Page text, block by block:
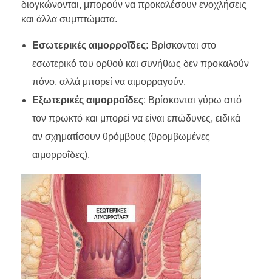
διογκώνονται, μπορούν να προκαλέσουν ενοχλήσεις
και άλλα συμπτώματα.
Εσωτερικές αιμορροΐδες: Βρίσκονται στο
εσωτερικό του ορθού και συνήθως δεν προκαλούν
πόνο, αλλά μπορεί να αιμορραγούν.
Εξωτερικές αιμορροΐδες: Βρίσκονται γύρω από
τον πρωκτό και μπορεί να είναι επώδυνες, ειδικά
αν σχηματίσουν θρόμβους (θρομβωμένες
αιμορροΐδες).